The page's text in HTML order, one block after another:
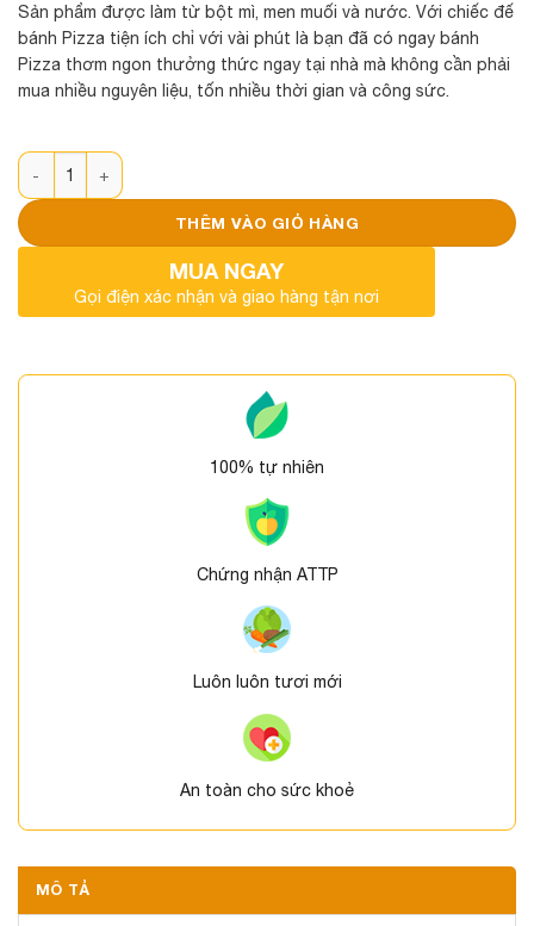
Sản phẩm được làm từ bột mì, men muối và nước. Với chiếc đế
bánh Pizza tiện ích chỉ với vài phút là bạn đã có ngay bánh
Pizza thơm ngon thưởng thức ngay tại nhà mà không cần phải
mua nhiều nguyên liệu, tốn nhiều thời gian và công sức.
Đế bánh cỡ 20cm (mỏng) số lượng
THÊM VÀO GIỎ HÀNG
MUA NGAY
Gọi điện xác nhận và giao hàng tận nơi
100% tự nhiên
Chứng nhận ATTP
Luôn luôn tươi mới
An toàn cho sức khoẻ
MÔ TẢ